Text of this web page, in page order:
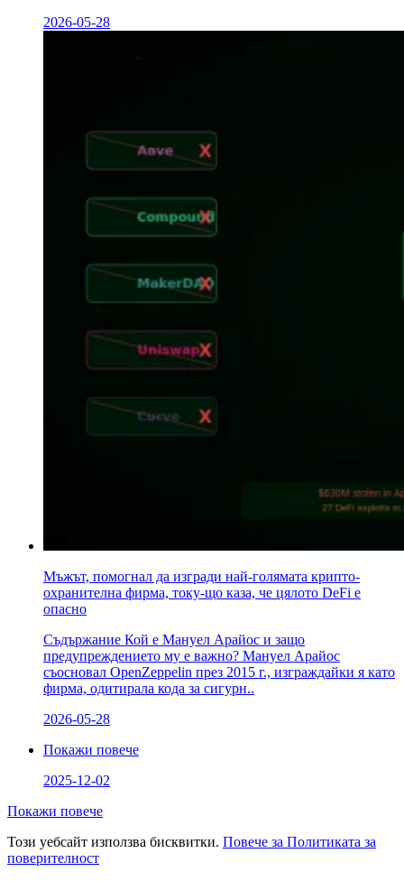
2026-05-28
Мъжът, помогнал да изгради най-голямата крипто-
охранителна фирма, току-що каза, че цялото DeFi е
опасно
Съдържание Кой е Мануел Арайос и защо
предупреждението му е важно? Мануел Арайос
съосновал OpenZeppelin през 2015 г., изграждайки я като
фирма, одитирала кода за сигурн..
2026-05-28
Покажи повече
2025-12-02
Покажи повече
Този уебсайт използва бисквитки. Повече за Политиката за
поверителност